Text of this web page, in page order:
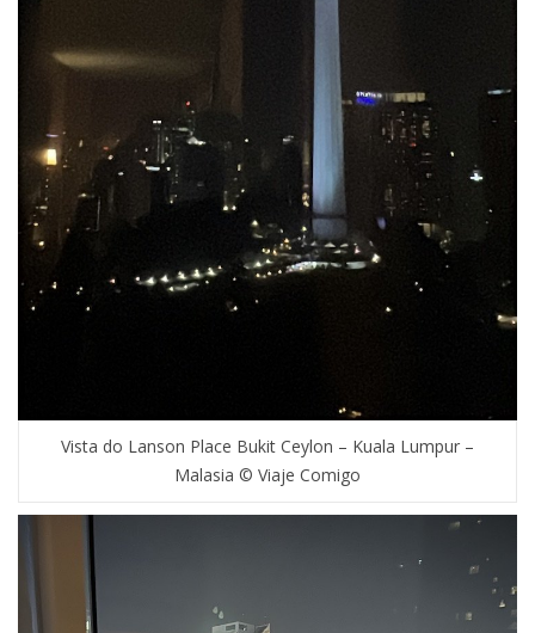
Vista do Lanson Place Bukit Ceylon – Kuala Lumpur –
Malasia © Viaje Comigo